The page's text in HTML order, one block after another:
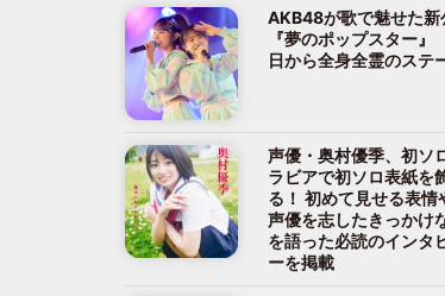
AKB48が歌で魅せた新
『夢のポップスター
日から全身全霊のステ
声優・奥村優季、初ソ
ラビアで初ソロ表紙を
る！ 初めて見せる表情
声優を志したきっかけ
を語った必読のインタ
ーを掲載